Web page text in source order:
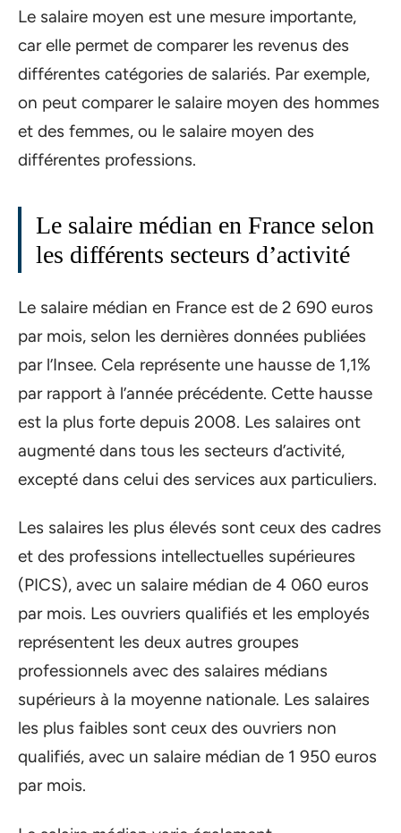
Le salaire moyen est une mesure importante,
car elle permet de comparer les revenus des
différentes catégories de salariés. Par exemple,
on peut comparer le salaire moyen des hommes
et des femmes, ou le salaire moyen des
différentes professions.
Le salaire médian en France selon
les différents secteurs d’activité
Le salaire médian en France est de 2 690 euros
par mois, selon les dernières données publiées
par l’Insee. Cela représente une hausse de 1,1%
par rapport à l’année précédente. Cette hausse
est la plus forte depuis 2008. Les salaires ont
augmenté dans tous les secteurs d’activité,
excepté dans celui des services aux particuliers.
Les salaires les plus élevés sont ceux des cadres
et des professions intellectuelles supérieures
(PICS), avec un salaire médian de 4 060 euros
par mois. Les ouvriers qualifiés et les employés
représentent les deux autres groupes
professionnels avec des salaires médians
supérieurs à la moyenne nationale. Les salaires
les plus faibles sont ceux des ouvriers non
qualifiés, avec un salaire médian de 1 950 euros
par mois.